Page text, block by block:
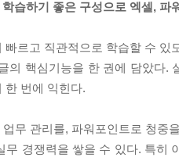
습하기 좋은 구성으로 엑셀, 파
빠르고 직관적으로 학습할 수
의 핵심기능을 한 권에 담았다.
한 번에 익힌다.
무 관리를, 파워포인트로 청중
무 경쟁력을 쌓을 수 있다. 특히